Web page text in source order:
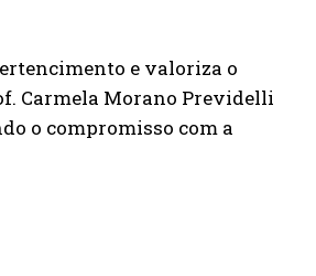
e valoriza o
Carmela Morano Previdelli
o compromisso com a